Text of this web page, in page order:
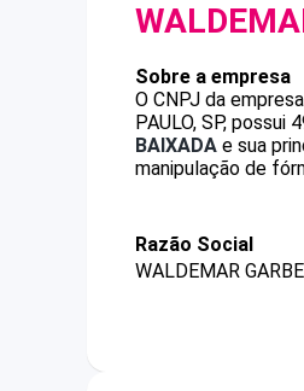
Sobre a empresa
O CNPJ da empresa
PAULO, SP,
BAIXADA e sua
manipulação de
Razão Social
WALDEMAR